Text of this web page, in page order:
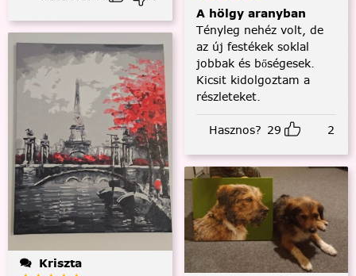
Kriszta
A hölgy aranyban
Tényleg nehéz volt, de
az új festékek soklal
jobbak és bőségesek.
Kicsit kidolgoztam a
részleteket.
Hasznos? 29 2